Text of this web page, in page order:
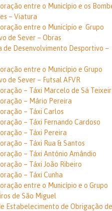
entre o Município e os
– Viatura
entre o Município e Grupo
de Sever – Obras
Desenvolvimento Desportivo –
entre o Município e Grupo
de Sever – Futsal AFVR
– Táxi Marcelo de Sá
– Mário Pereira
– Táxi Carlos
– Táxi Fernando Cardoso
– Táxi Pereira
– Táxi Rua & Santos
– Táxi António Amândio
– Táxi João Ribeiro
– Táxi Cunha
entre o Município e o Grupo
de São Miguel
Estabelecimento de Obrigação de